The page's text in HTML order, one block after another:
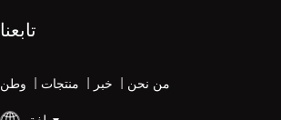
تابعنا
وطن | منتجات | خبر | من نحن